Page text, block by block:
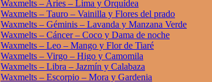
Waxmelts – Aries – Lima y Orquídea
Waxmelts – Tauro – Vainilla y Flores del prado
Waxmelts – Géminis – Lavanda y Manzana Verde
Waxmelts – Cáncer – Coco y Dama de noche
Waxmelts – Leo – Mango y Flor de Tiaré
Waxmelts – Virgo – Higo y Camomila
Waxmelts – Libra – Jazmín y Calabaza
Waxmelts – Escorpio – Mora y Gardenia